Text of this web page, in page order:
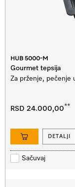
HUB 5000-M
Gourmet tepsija
Za prženje, pečenje
RSD 24.000,00**
DETALJI
Sačuvaj